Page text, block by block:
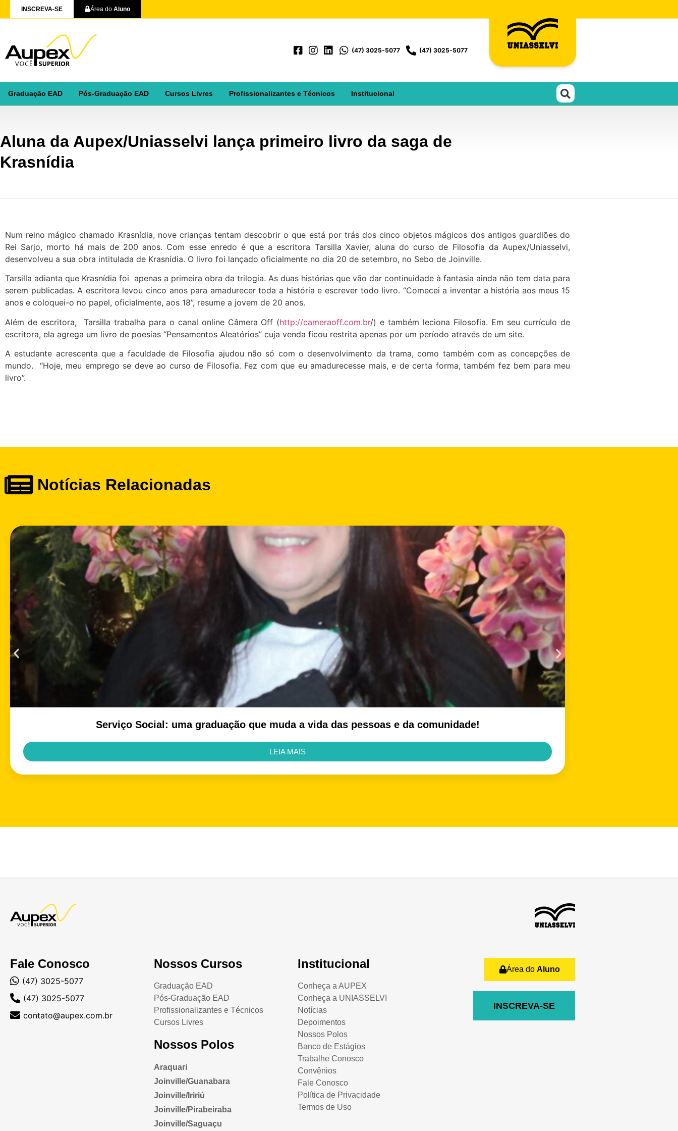
INSCREVA-SE Área do Aluno
(47) 3025-5077 (47) 3025-5077
Graduação EAD Pós-Graduação EAD Cursos Livres Profissionalizantes e Técnicos Institucional
Aluna da Aupex/Uniasselvi lança primeiro livro da saga de
Krasnídia
Num reino mágico chamado Krasnídia, nove crianças tentam descobrir o que está por trás dos cinco objetos mágicos dos antigos guardiões do
Rei Sarjo, morto há mais de 200 anos. Com esse enredo é que a escritora Tarsilla Xavier, aluna do curso de Filosofia da Aupex/Uniasselvi,
desenvolveu a sua obra intitulada de Krasnídia. O livro foi lançado oficialmente no dia 20 de setembro, no Sebo de Joinville.
Tarsilla adianta que Krasnídia foi apenas a primeira obra da trilogia. As duas histórias que vão dar continuidade à fantasia ainda não tem data para
serem publicadas. A escritora levou cinco anos para amadurecer toda a história e escrever todo livro. “Comecei a inventar a história aos meus 15
anos e coloquei-o no papel, oficialmente, aos 18”, resume a jovem de 20 anos.
Além de escritora, Tarsilla trabalha para o canal online Câmera Off (http://cameraoff.com.br/) e também leciona Filosofia. Em seu currículo de
escritora, ela agrega um livro de poesias “Pensamentos Aleatórios” cuja venda ficou restrita apenas por um período através de um site.
A estudante acrescenta que a faculdade de Filosofia ajudou não só com o desenvolvimento da trama, como também com as concepções de
mundo. “Hoje, meu emprego se deve ao curso de Filosofia. Fez com que eu amadurecesse mais, e de certa forma, também fez bem para meu
livro”.
Notícias Relacionadas
Serviço Social: uma graduação que muda a vida das pessoas e da comunidade!
LEIA MAIS
Fale Conosco
(47) 3025-5077
(47) 3025-5077
contato@aupex.com.br
Nossos Cursos
Graduação EAD
Pós-Graduação EAD
Profissionalizantes e Técnicos
Cursos Livres
Nossos Polos
Araquari
Joinville/Guanabara
Joinville/Iririú
Joinville/Pirabeiraba
Joinville/Saguaçu
Institucional
Conheça a AUPEX
Conheça a UNIASSELVI
Notícias
Depoimentos
Nossos Polos
Banco de Estágios
Trabalhe Conosco
Convênios
Fale Conosco
Política de Privacidade
Termos de Uso
Área do Aluno
INSCREVA-SE